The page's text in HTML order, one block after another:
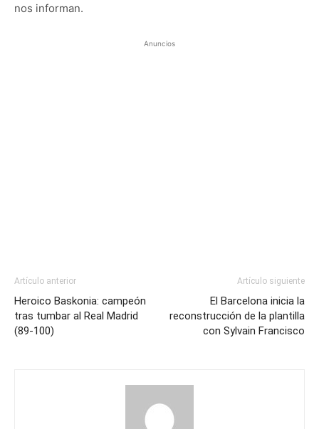
nos informan.
Anuncios
Artículo anterior
Heroico Baskonia: campeón
tras tumbar al Real Madrid
(89-100)
Artículo siguiente
El Barcelona inicia la
reconstrucción de la plantilla
con Sylvain Francisco